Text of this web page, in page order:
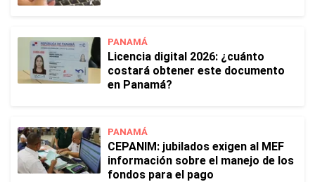
PANAMÁ
Licencia digital 2026: ¿cuánto
costará obtener este documento
en Panamá?
PANAMÁ
CEPANIM: jubilados exigen al MEF
información sobre el manejo de los
fondos para el pago